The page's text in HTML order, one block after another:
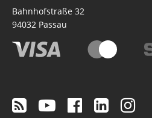
Bahnhofstraße 32
94032 Passau